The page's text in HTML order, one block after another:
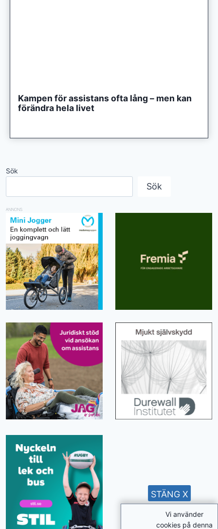
Kampen för assistans ofta lång – men kan
förändra hela livet
Sök
Sök
ANNONS
Vi använder
cookies på denna
STÄNG X